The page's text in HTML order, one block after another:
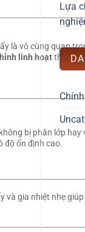
là vô cùng quan
linh hoạttheo
bị phân lớp hay
độ ổn định cao.
và gia nhiệt nhẹ giúp
Lựa